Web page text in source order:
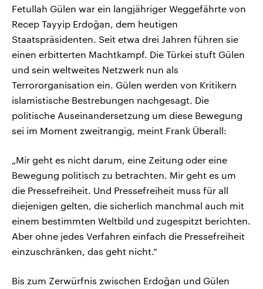
Fetullah Gülen war ein langjähriger Weggefährte von
Recep Tayyip Erdoğan, dem heutigen
Staatspräsidenten. Seit etwa drei Jahren führen sie
einen erbitterten Machtkampf. Die Türkei stuft Gülen
und sein weltweites Netzwerk nun als
Terrororganisation ein. Gülen werden von Kritikern
islamistische Bestrebungen nachgesagt. Die
politische Auseinandersetzung um diese Bewegung
sei im Moment zweitrangig, meint Frank Überall:
„Mir geht es nicht darum, eine Zeitung oder eine
Bewegung politisch zu betrachten. Mir geht es um
die Pressefreiheit. Und Pressefreiheit muss für all
diejenigen gelten, die sicherlich manchmal auch mit
einem bestimmten Weltbild und zugespitzt berichten.
Aber ohne jedes Verfahren einfach die Pressefreiheit
einzuschränken, das geht nicht.“
Bis zum Zerwürfnis zwischen Erdoğan und Gülen